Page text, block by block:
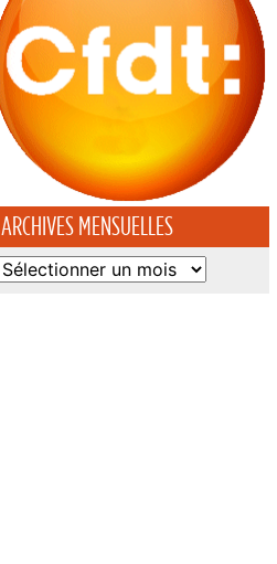
ARCHIVES MENSUELLES
Archives